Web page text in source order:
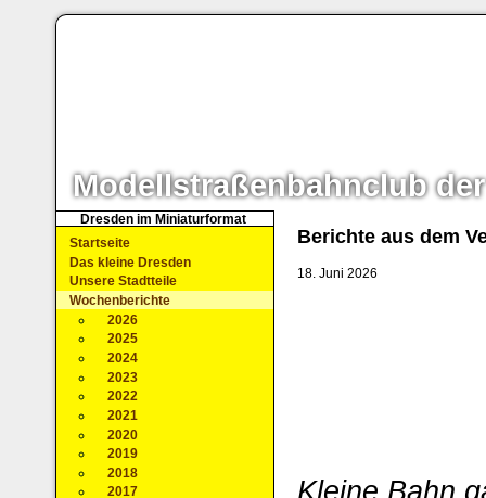
Modellstraßenbahnclub der
Berichte aus dem
18. Juni 2026
Dresden im Miniaturformat
Startseite
Das kleine Dresden
Unsere Stadtteile
Wochenberichte
2026
2025
2024
2023
2022
2021
2020
2019
2018
2017